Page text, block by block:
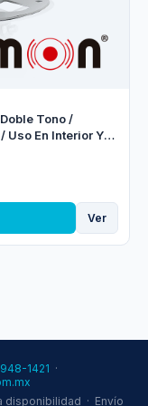
Tono /
Uso En Interior Y
Con
Ver
1421 ·
disponibilidad · Envío